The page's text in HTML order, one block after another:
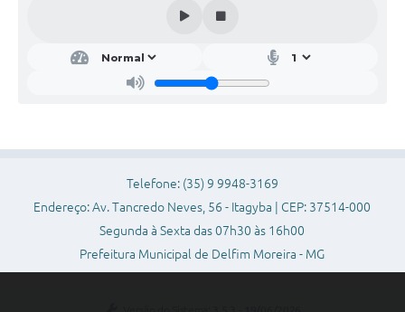
Telefone: (35) 9 9948-3169
Endereço: Av. Tancredo Neves, 56 - Itagyba | CEP: 37514-000
Segunda à Sexta das 07h30 às 16h00
Prefeitura Municipal de Delfim Moreira - MG